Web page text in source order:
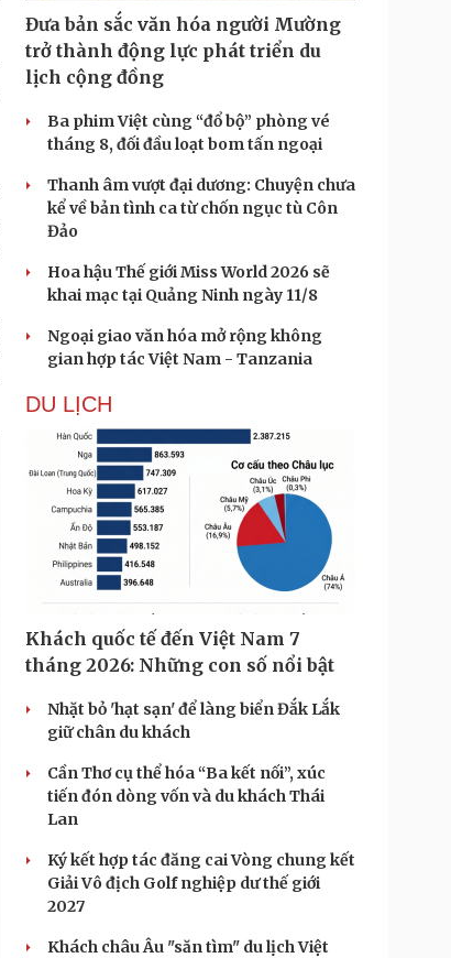
Đưa bản sắc văn hóa người Mường
trở thành động lực phát triển du
lịch cộng đồng
Ba phim Việt cùng “đổ bộ” phòng vé
tháng 8, đối đầu loạt bom tấn ngoại
Thanh âm vượt đại dương: Chuyện chưa
kể về bản tình ca từ chốn ngục tù Côn
Đảo
Hoa hậu Thế giới Miss World 2026 sẽ
khai mạc tại Quảng Ninh ngày 11/8
Ngoại giao văn hóa mở rộng không
gian hợp tác Việt Nam - Tanzania
DU LỊCH
Khách quốc tế đến Việt Nam 7
tháng 2026: Những con số nổi bật
Nhặt bỏ 'hạt sạn' để làng biển Đắk Lắk
giữ chân du khách
Cần Thơ cụ thể hóa “Ba kết nối”, xúc
tiến đón dòng vốn và du khách Thái
Lan
Ký kết hợp tác đăng cai Vòng chung kết
Giải Vô địch Golf nghiệp dư thế giới
2027
Khách châu Âu "săn tìm" du lịch Việt